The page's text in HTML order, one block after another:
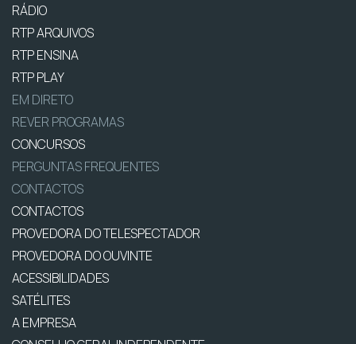
RÁDIO
RTP ARQUIVOS
RTP ENSINA
RTP PLAY
EM DIRETO
REVER PROGRAMAS
CONCURSOS
PERGUNTAS FREQUENTES
CONTACTOS
CONTACTOS
PROVEDORA DO TELESPECTADOR
PROVEDORA DO OUVINTE
ACESSIBILIDADES
SATÉLITES
A EMPRESA